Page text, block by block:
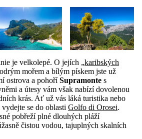
je velkolepé. O jejích „karibských
mořem a bílým pískem jste už
ostrova a pohoříSupramonte s
a útesy vám však nabízí dovolenou
krás. Ať už vás láká turistika nebo
se do oblasti Golfo di Orosei.
pobřeží plné dlouhých pláží
čistou vodou, tajuplných skalních